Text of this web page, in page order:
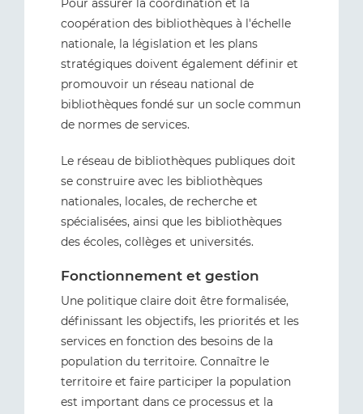
Pour assurer la coordination et la
coopération des bibliothèques à l'échelle
nationale, la législation et les plans
stratégiques doivent également définir et
promouvoir un réseau national de
bibliothèques fondé sur un socle commun
de normes de services.
Le réseau de bibliothèques publiques doit
se construire avec les bibliothèques
nationales, locales, de recherche et
spécialisées, ainsi que les bibliothèques
des écoles, collèges et universités.
Fonctionnement et gestion
Une politique claire doit être formalisée,
définissant les objectifs, les priorités et les
services en fonction des besoins de la
population du territoire. Connaître le
territoire et faire participer la population
est important dans ce processus et la